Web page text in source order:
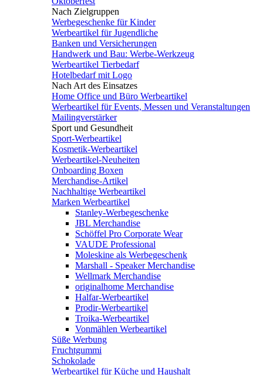
Nach Zielgruppen
Werbegeschenke für Kinder
Werbeartikel für Jugendliche
Banken und Versicherungen
Handwerk und Bau: Werbe-Werkzeug
Werbeartikel Tierbedarf
Hotelbedarf mit Logo
Nach Art des Einsatzes
Home Office und Büro Werbeartikel
Werbeartikel für Events, Messen und Veranstaltungen
Mailingverstärker
Sport und Gesundheit
Sport-Werbeartikel
Kosmetik-Werbeartikel
Werbeartikel-Neuheiten
Onboarding Boxen
Merchandise-Artikel
Nachhaltige Werbeartikel
Marken Werbeartikel
Stanley-Werbegeschenke
JBL Merchandise
Schöffel Pro Corporate Wear
VAUDE Professional
Moleskine als Werbegeschenk
Marshall - Speaker Merchandise
Wellmark Merchandise
originalhome Merchandise
Halfar-Werbeartikel
Prodir-Werbeartikel
Troika-Werbeartikel
Vonmählen Werbeartikel
Süße Werbung
Fruchtgummi
Schokolade
Werbeartikel für Küche und Haushalt